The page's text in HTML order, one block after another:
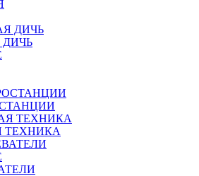
ДИЧЬ
ТЕХНИКА